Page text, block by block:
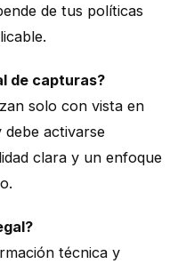
de tus políticas
de capturas?
solo con vista en
debe activarse
clara y un enfoque
técnica y